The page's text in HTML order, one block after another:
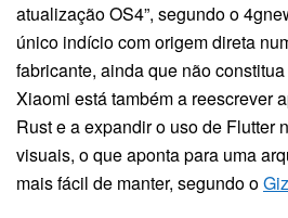
atualização OS4”, segundo o
único indício com origem direta
fabricante, ainda que não
Xiaomi está também a reescrever
Rust e a expandir o uso de Flutter
visuais, o que aponta para uma
mais fácil de manter, segundo o